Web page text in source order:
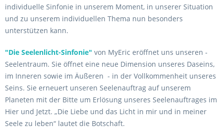
individuelle Sinfonie in unserem Moment, in unserer Situation
und zu unserem individuellen Thema nun besonders
unterstützen kann.
"Die Seelenlicht-Sinfonie" von MyEric eröffnet uns unseren -
Seelentraum. Sie öffnet eine neue Dimension unseres Daseins,
im Inneren sowie im Äußeren - in der Vollkommenheit unseres
Seins. Sie erneuert unseren Seelenauftrag auf unserem
Planeten mit der Bitte um Erlösung unseres Seelenauftrages im
Hier und Jetzt. „Die Liebe und das Licht in mir und in meiner
Seele zu leben“ lautet die Botschaft.